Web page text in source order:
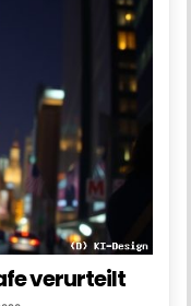
verurteilt